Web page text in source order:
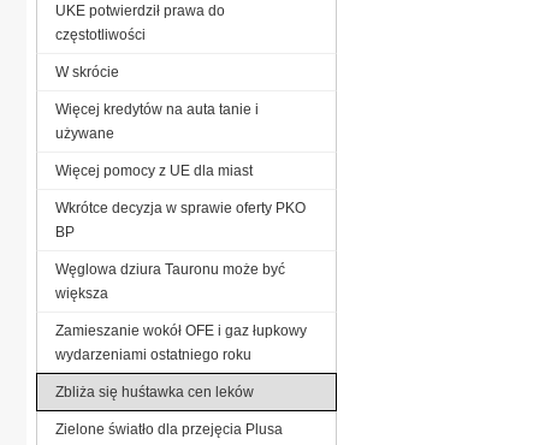
UKE potwierdził prawa do
częstotliwości
W skrócie
Więcej kredytów na auta tanie i
używane
Więcej pomocy z UE dla miast
Wkrótce decyzja w sprawie oferty PKO
BP
Węglowa dziura Tauronu może być
większa
Zamieszanie wokół OFE i gaz łupkowy
wydarzeniami ostatniego roku
Zbliża się huśtawka cen leków
Zielone światło dla przejęcia Plusa